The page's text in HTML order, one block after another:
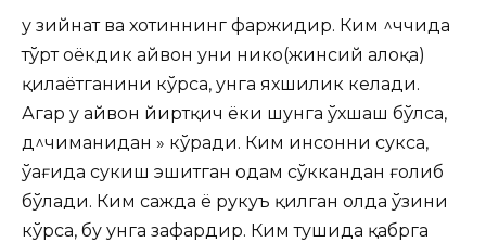
у зийнат ва хотиннинг фаржидир. Ким ^ччида
тўрт оёкдик ҳайвон уни никоҳ(жинсий алоқа)
қилаётганини кўрса, унга яхшилик келади.
Агар у ҳайвон йиртқич ёки шунга ўхшаш бўлса,
д^чиманидан » кўради. Ким инсонни сукса,
ўағида сукиш эшитган одам сўккандан ғолиб
бўлади. Ким сажда ё рукуъ қилган ҳолда ўзини
кўрса, бу унга зафардир. Ким тушида қабрга